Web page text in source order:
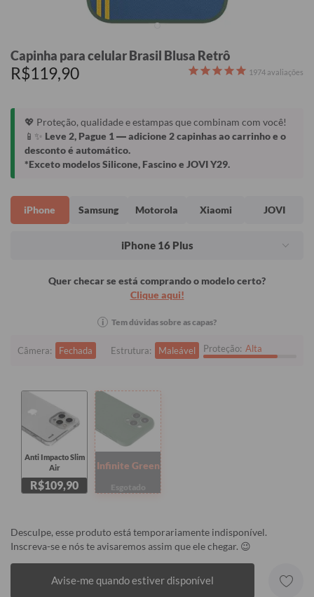
Capinha para celular Brasil Blusa Retrô
R$119,90 1974 avaliações
💖 Proteção, qualidade e estampas que combinam com você!
📱✨ Leve 2, Pague 1— adicione 2 capinhas ao carrinho e o
desconto é automático.
*Exceto modelos Silicone, Fascino e JOVI Y29.
iPhone Samsung Motorola Xiaomi JOVI
iPhone 16 Plus
Quer checar se está comprando o modelo certo?
Clique aqui!
i Tem dúvidas sobre as capas?
Câmera: Fechada Estrutura: Maleável Proteção: Alta
Anti Impacto Slim
Air
R$109,90
Infinite Green
Desculpe, esse produto está temporariamente indisponível.
Inscreva-se e nós te avisaremos assim que ele chegar. 😉
Avise-me quando estiver disponível